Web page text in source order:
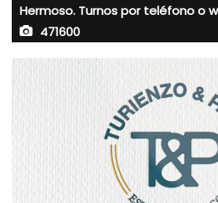
Hermoso. Turnos por teléfono o
471600